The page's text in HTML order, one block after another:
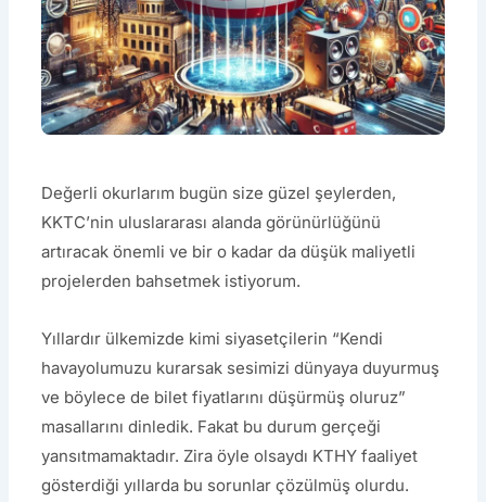
Değerli okurlarım bugün size güzel şeylerden,
KKTC’nin uluslararası alanda görünürlüğünü
artıracak önemli ve bir o kadar da düşük maliyetli
projelerden bahsetmek istiyorum.
Yıllardır ülkemizde kimi siyasetçilerin “Kendi
havayolumuzu kurarsak sesimizi dünyaya duyurmuş
ve böylece de bilet fiyatlarını düşürmüş oluruz”
masallarını dinledik. Fakat bu durum gerçeği
yansıtmamaktadır. Zira öyle olsaydı KTHY faaliyet
gösterdiği yıllarda bu sorunlar çözülmüş olurdu.